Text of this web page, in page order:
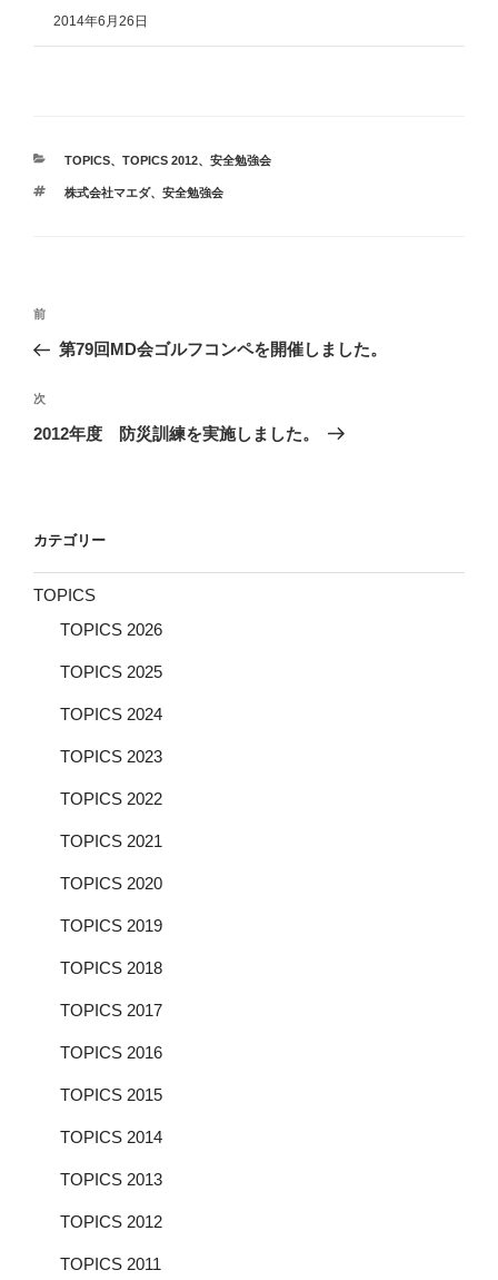
2014年6月26日
カ
ゴ
TOPICS、 TOPICS 2012、 安全勉強会
タ
株式会社マエダ、 安全勉強会
投
ナ
ビ
ゲ
ン
前
の
稿
前
第79回MD会ゴルフコンペを開催しました。
次
の
次
2012年度 防災訓練を実施しました。
カテゴリー
TOPICS
TOPICS 2026
TOPICS 2025
TOPICS 2024
TOPICS 2023
TOPICS 2022
TOPICS 2021
TOPICS 2020
TOPICS 2019
TOPICS 2018
TOPICS 2017
TOPICS 2016
TOPICS 2015
TOPICS 2014
TOPICS 2013
TOPICS 2012
TOPICS 2011